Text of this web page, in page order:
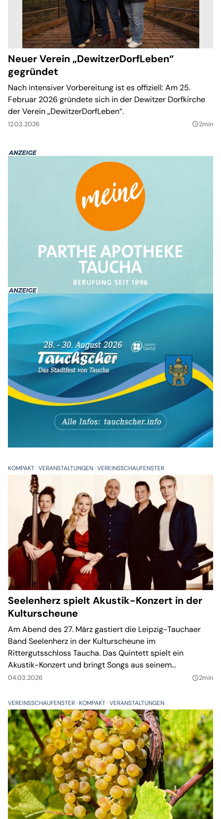
Neuer Verein „DewitzerDorfLeben“
gegründet
Nach intensiver Vorbereitung ist es offiziell: Am 25.
Februar 2026 gründete sich in der Dewitzer Dorfkirche
der Verein „DewitzerDorfLeben“.
12.03.2026 query_builder2min
KOMPAKT VERANSTALTUNGEN VEREINSSCHAUFENSTER
Seelenherz spielt Akustik-Konzert in der
Kulturscheune
Am Abend des 27. März gastiert die Leipzig-Tauchaer
Band Seelenherz in der Kulturscheune im
Rittergutsschloss Taucha. Das Quintett spielt ein
Akustik-Konzert und bringt Songs aus seinem
Debütalbum „Superheld” mit. Karten sind für 20 Euro
04.03.2026 query_builder2min
VEREINSSCHAUFENSTER KOMPAKT VERANSTALTUNGEN